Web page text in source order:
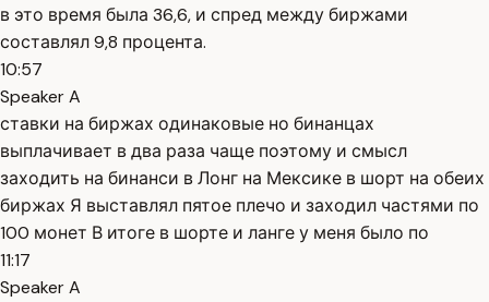
в это время была 36,6, и спред между биржами
составлял 9,8 процента.
10:57
Speaker A
ставки на биржах одинаковые но бинанцах
выплачивает в два раза чаще поэтому и смысл
заходить на бинанси в Лонг на Мексике в шорт на обеих
биржах Я выставлял пятое плечо и заходил частями по
100 монет В итоге в шорте и ланге у меня было по
11:17
Speaker A